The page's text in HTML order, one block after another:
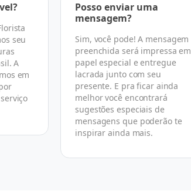
seu
A
em
Posso enviar uma
mensagem?
Sim, você pode! A mensagem
preenchida será impressa em
papel especial e entregue
lacrada junto com seu
presente. E pra ficar ainda
melhor você encontrará
sugestões especiais de
mensagens que poderão te
inspirar ainda mais.